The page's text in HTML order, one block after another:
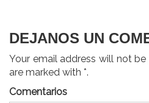
DEJANOS UN
Your email address will not
are marked with *.
Comentarios